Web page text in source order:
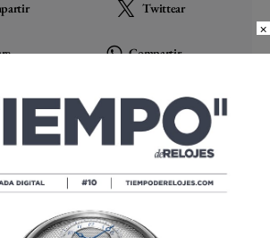
Twittear
Compartir
MULLER
EL RALLY MAYA
×